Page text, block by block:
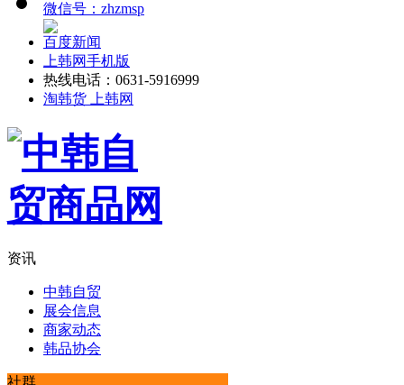
微信号：zhzmsp
百度新闻
上韩网手机版
热线电话：0631-5916999
淘韩货 上韩网
资讯
中韩自贸
展会信息
商家动态
韩品协会
社群